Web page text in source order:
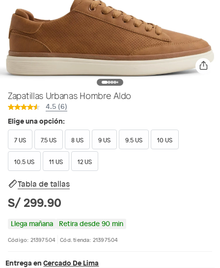
Zapatillas Urbanas Hombre Aldo
4.5 (6)
Elige una opción:
7 US 7.5 US 8 US 9 US 9.5 US 10 US
10.5 US 11 US 12 US
Tabla de tallas
S/ 299.90
Llega mañana Retira desde 90 min
Código: 21397504 Cód. tienda: 21397504
Entrega en Cercado De Lima